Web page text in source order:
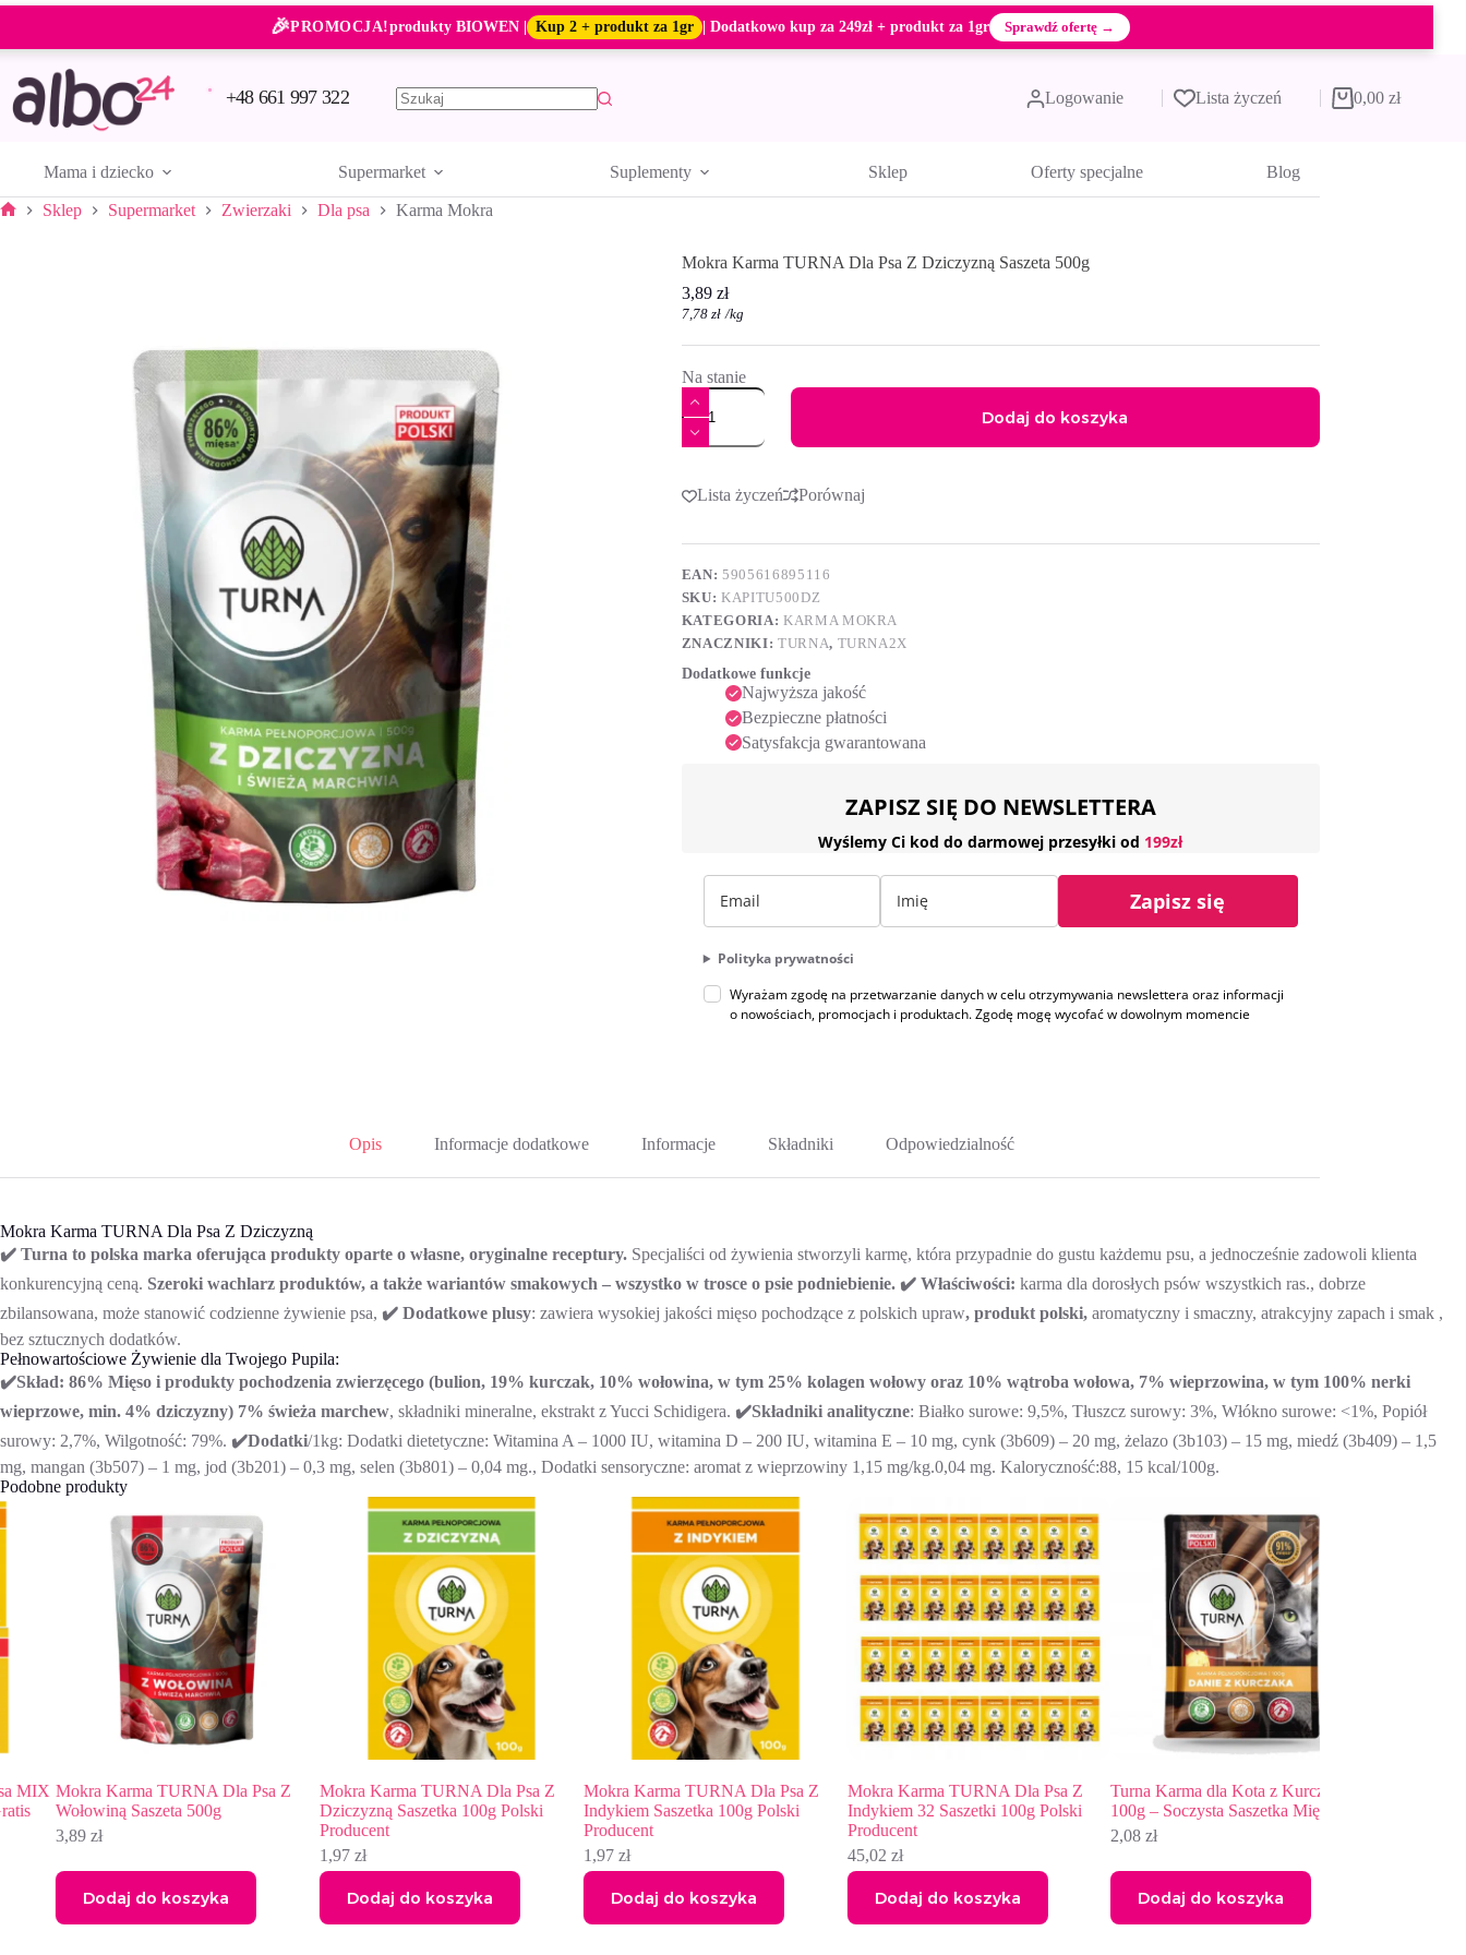
Przejdź
treści
🎉PROMOCJA!produkty BIOWEN | Kup 2 + produkt za 1gr | Dodatkowo kup za 249zł + produkt za 1gr Sprawdź ofertę →
+48 661 997 322 Logowanie Lista życzeń Koszyk
0,00 zł
Mama i dziecko Supermarket Suplementy Sklep Oferty specjalne Blog
Sklep Supermarket Zwierzaki Dla psa Karma Mokra
Mokra Karma TURNA Dla Psa Z Dziczyzną Saszeta 500g
3,89 zł
7,78 zł /kg
Na stanie
ilość
Mokra
Karma
TURNA
Psa
Z
Saszeta
Dodaj do koszyka
t
a
t
i
v
e
:
Lista życzeń Porównaj
EAN:5905616895116
SKU:KAPITU500DZ
KATEGORIA: KARMA MOKRA
ZNACZNIKI: TURNA, TURNA2X
Dodatkowe funkcje
Najwyższa jakość
Bezpieczne płatności
Satysfakcja gwarantowana
ZAPISZ SIĘ DO NEWSLETTERA
Wyślemy Ci kod do darmowej przesyłki od 199zł
Zapisz się
Polityka prywatności
Wyrażam zgodę na przetwarzanie danych w celu otrzymywania newslettera oraz informacji
o nowościach, promocjach i produktach. Zgodę mogę wycofać w dowolnym momencie
Opis Informacje dodatkowe Informacje Składniki Odpowiedzialność
Mokra Karma TURNA Dla Psa Z Dziczyzną
✔️ Turna to polska marka oferująca produkty oparte o własne, oryginalne receptury. Specjaliści od żywienia stworzyli karmę, która przypadnie do gustu każdemu psu, a jednocześnie zadowoli klienta
konkurencyjną ceną. Szeroki wachlarz produktów, a także wariantów smakowych – wszystko w trosce o psie podniebienie. ✔️ Właściwości: karma dla dorosłych psów wszystkich ras., dobrze
zbilansowana, może stanowić codzienne żywienie psa, ✔️ Dodatkowe plusy: zawiera wysokiej jakości mięso pochodzące z polskich upraw, produkt polski, aromatyczny i smaczny, atrakcyjny zapach i smak ,
bez sztucznych dodatków.
Pełnowartościowe Żywienie dla Twojego Pupila:
✔️Skład: 86% Mięso i produkty pochodzenia zwierzęcego (bulion, 19% kurczak, 10% wołowina, w tym 25% kolagen wołowy oraz 10% wątroba wołowa, 7% wieprzowina, w tym 100% nerki
wieprzowe, min. 4% dziczyzny) 7% świeża marchew, składniki mineralne, ekstrakt z Yucci Schidigera. ✔️Składniki analityczne: Białko surowe: 9,5%, Tłuszcz surowy: 3%, Włókno surowe: <1%, Popiół
surowy: 2,7%, Wilgotność: 79%. ✔️Dodatki/1kg: Dodatki dietetyczne: Witamina A – 1000 IU, witamina D – 200 IU, witamina E – 10 mg, cynk (3b609) – 20 mg, żelazo (3b103) – 15 mg, miedź (3b409) – 1,5
mg, mangan (3b507) – 1 mg, jod (3b201) – 0,3 mg, selen (3b801) – 0,04 mg., Dodatki sensoryczne: aromat z wieprzowiny 1,15 mg/kg.0,04 mg. Kaloryczność:88, 15 kcal/100g.
Podobne produkty
Mokra Karma TURNA Dla Psa Z
Wołowiną Saszeta 500g
Dodaj do koszyka
Mokra Karma TURNA Dla Psa Z
Dziczyzną Saszetka 100g Polski
Producent
Dodaj do koszyka
Mokra Karma TURNA Dla Psa Z
Indykiem Saszetka 100g Polski
Producent
Dodaj do koszyka
Mokra Karma TURNA Dla Psa Z
Indykiem 32 Saszetki 100g Polski
Producent
zł
Dodaj do koszyka
Turna Karma dla Kota z Kurczakiem
100g – Soczysta Saszetka Mięsna
Dodaj do koszyka